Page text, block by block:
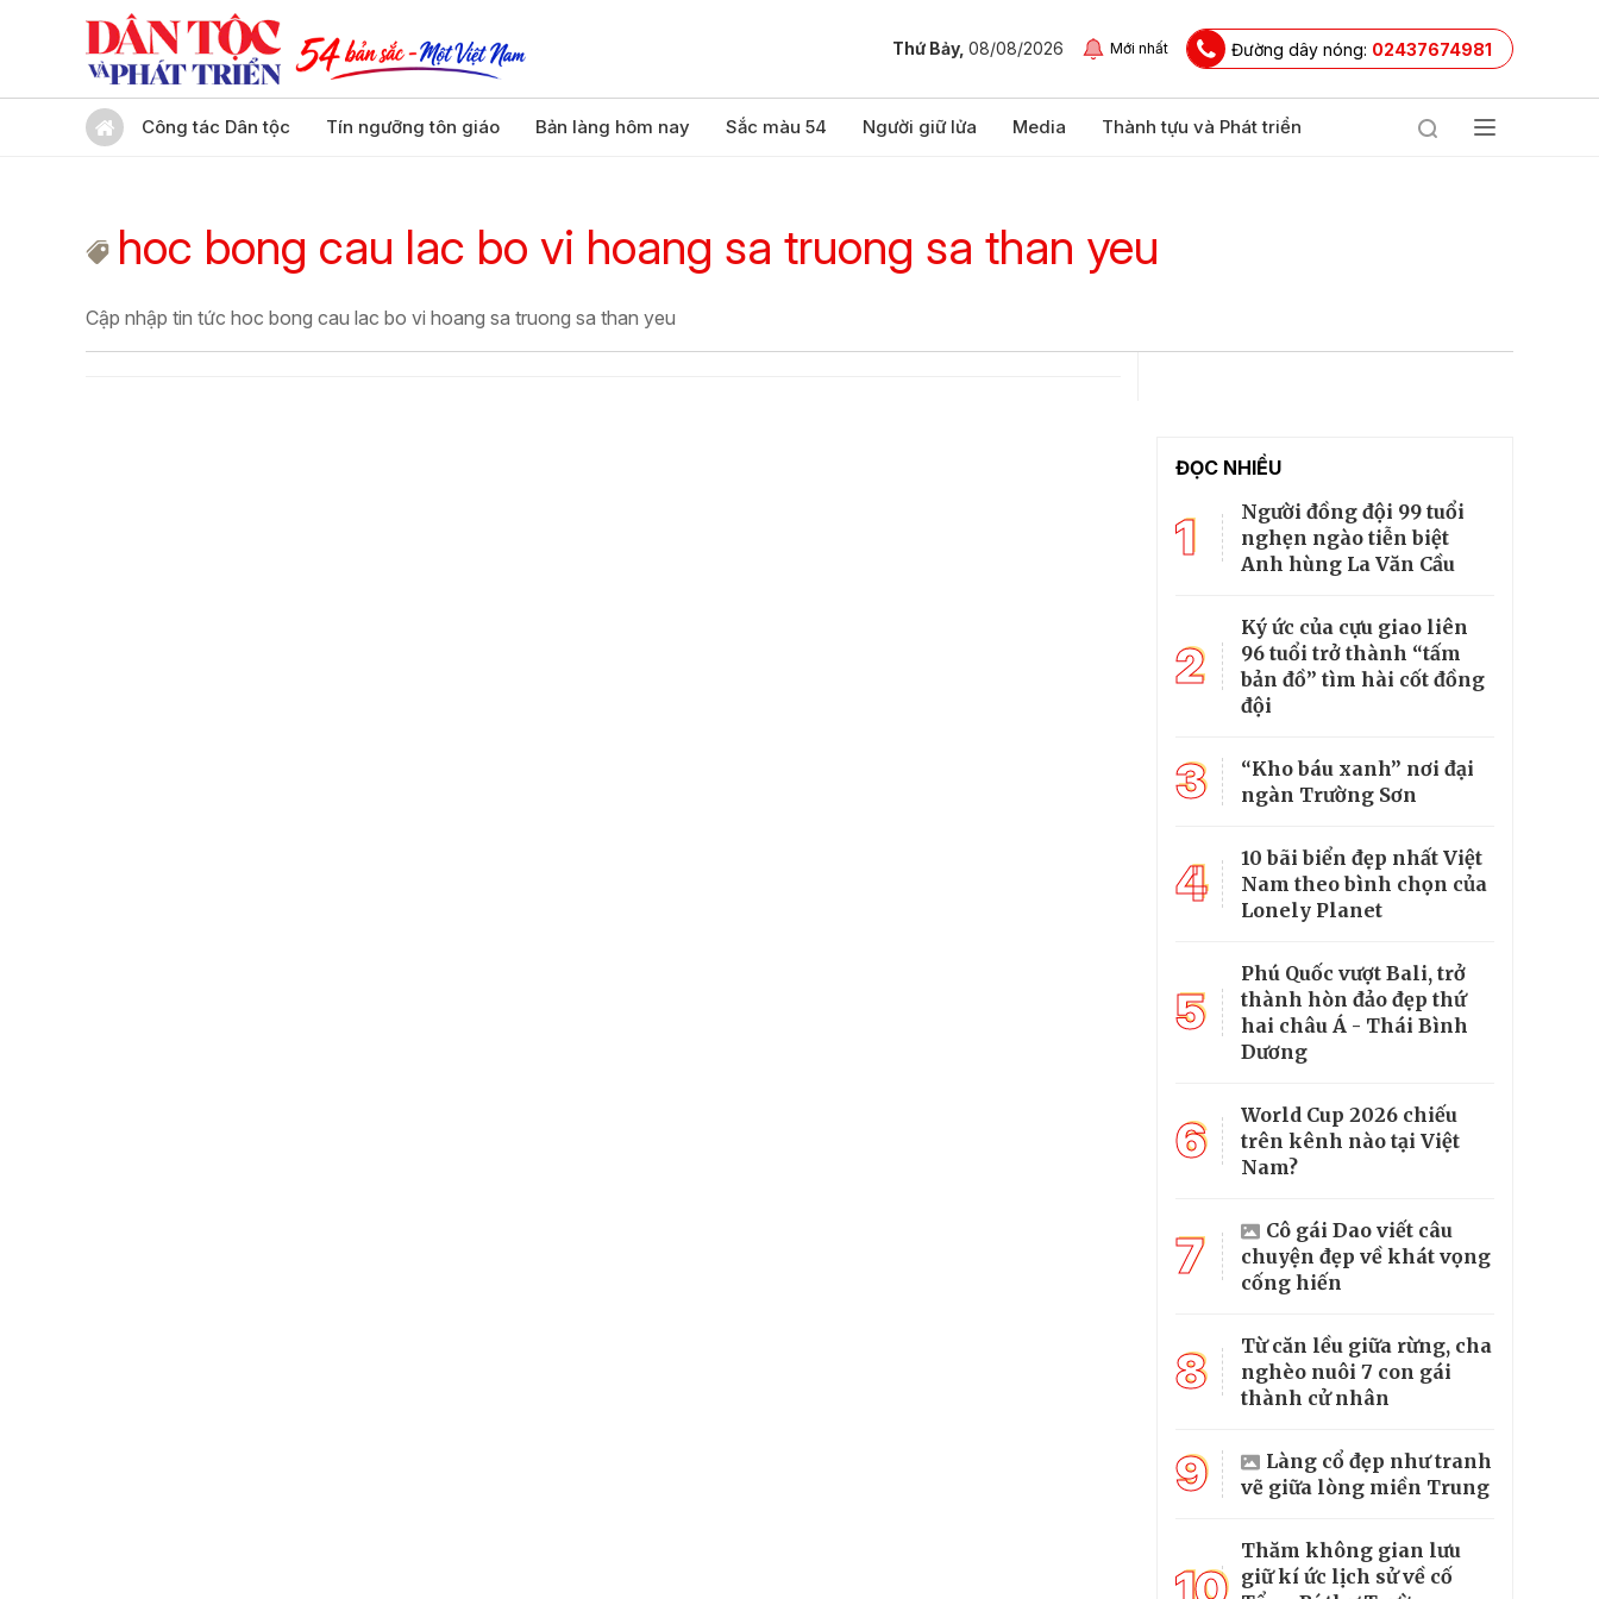
Thứ Bảy, 08/08/2026 Mới nhất Đường dây nóng: 02437674981
Công tác Dân tộc Tín ngưỡng tôn giáo Bản làng hôm nay Sắc màu 54 Người giữ lửa Media Thành tựu và Phát triển
hoc bong cau lac bo vi hoang sa truong sa than yeu
Cập nhập tin tức hoc bong cau lac bo vi hoang sa truong sa than yeu
ĐỌC NHIỀU
1
Người đồng đội 99 tuổi
nghẹn ngào tiễn biệt
Anh hùng La Văn Cầu
2
Ký ức của cựu giao liên
96 tuổi trở thành “tấm
bản đồ” tìm hài cốt đồng
đội
3
“Kho báu xanh” nơi đại
ngàn Trường Sơn
4
10 bãi biển đẹp nhất Việt
Nam theo bình chọn của
Lonely Planet
5
Phú Quốc vượt Bali, trở
thành hòn đảo đẹp thứ
hai châu Á - Thái Bình
Dương
6
World Cup 2026 chiếu
trên kênh nào tại Việt
Nam?
7
Cô gái Dao viết câu
chuyện đẹp về khát vọng
cống hiến
8
Từ căn lều giữa rừng, cha
nghèo nuôi 7 con gái
thành cử nhân
9
Làng cổ đẹp như tranh
vẽ giữa lòng miền Trung
Thăm không gian lưu
giữ kí ức lịch sử về cố